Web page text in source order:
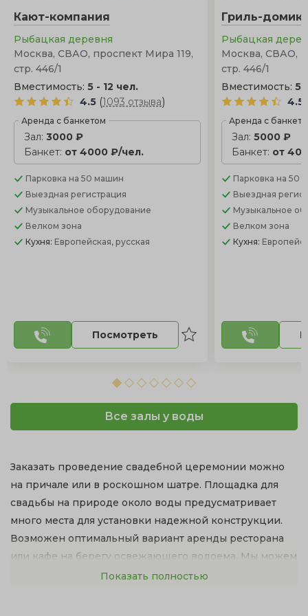
от закрытой террасы.
Кают-компания
Рыбацкая деревня
Москва, СВАО, проспект Мира 119,
стр. 446/1
Вместимость: 5 - 12 чел.
4.5 (1093 отзыва)
Аренда с банкетом
Зал: 3000 ₽
Банкет: от 4000 ₽/чел.
Парковка на 50 машин
Выездная регистрация
Музыкальное оборудование
Велком зона
Кухня: Европейская, русская
Посмотреть
Гриль-домик
Рыбацкая
Москва, СВАО,
стр. 446/1
Вместимость:5
4.5
Аренда с
Зал:5000 ₽
Банкет: от
Парковка на 50
Выездная
Музыкальное
Велком зона
Кухня:
Все залы у воды
Заказать проведение свадебной церемонии можно
на причале или в роскошном шатре. Площадка для
свадьбы на природе около воды предусматривает
много места для установки надежной конструкции.
Возможен оптимальный вариант аренды ресторана
или кафе на берегу освежающего водоема. Мы можем
предложить великолепные банкетные залы с
Показать полностью